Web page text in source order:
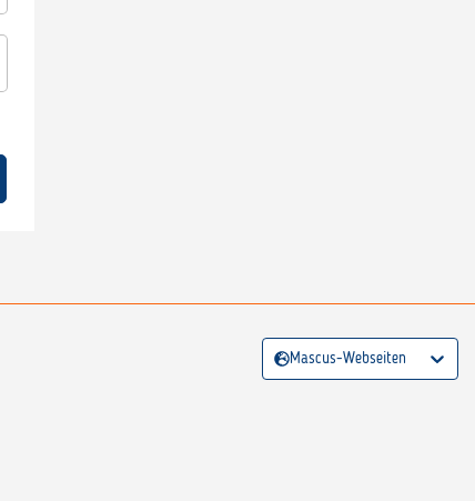
Mascus-Webseiten